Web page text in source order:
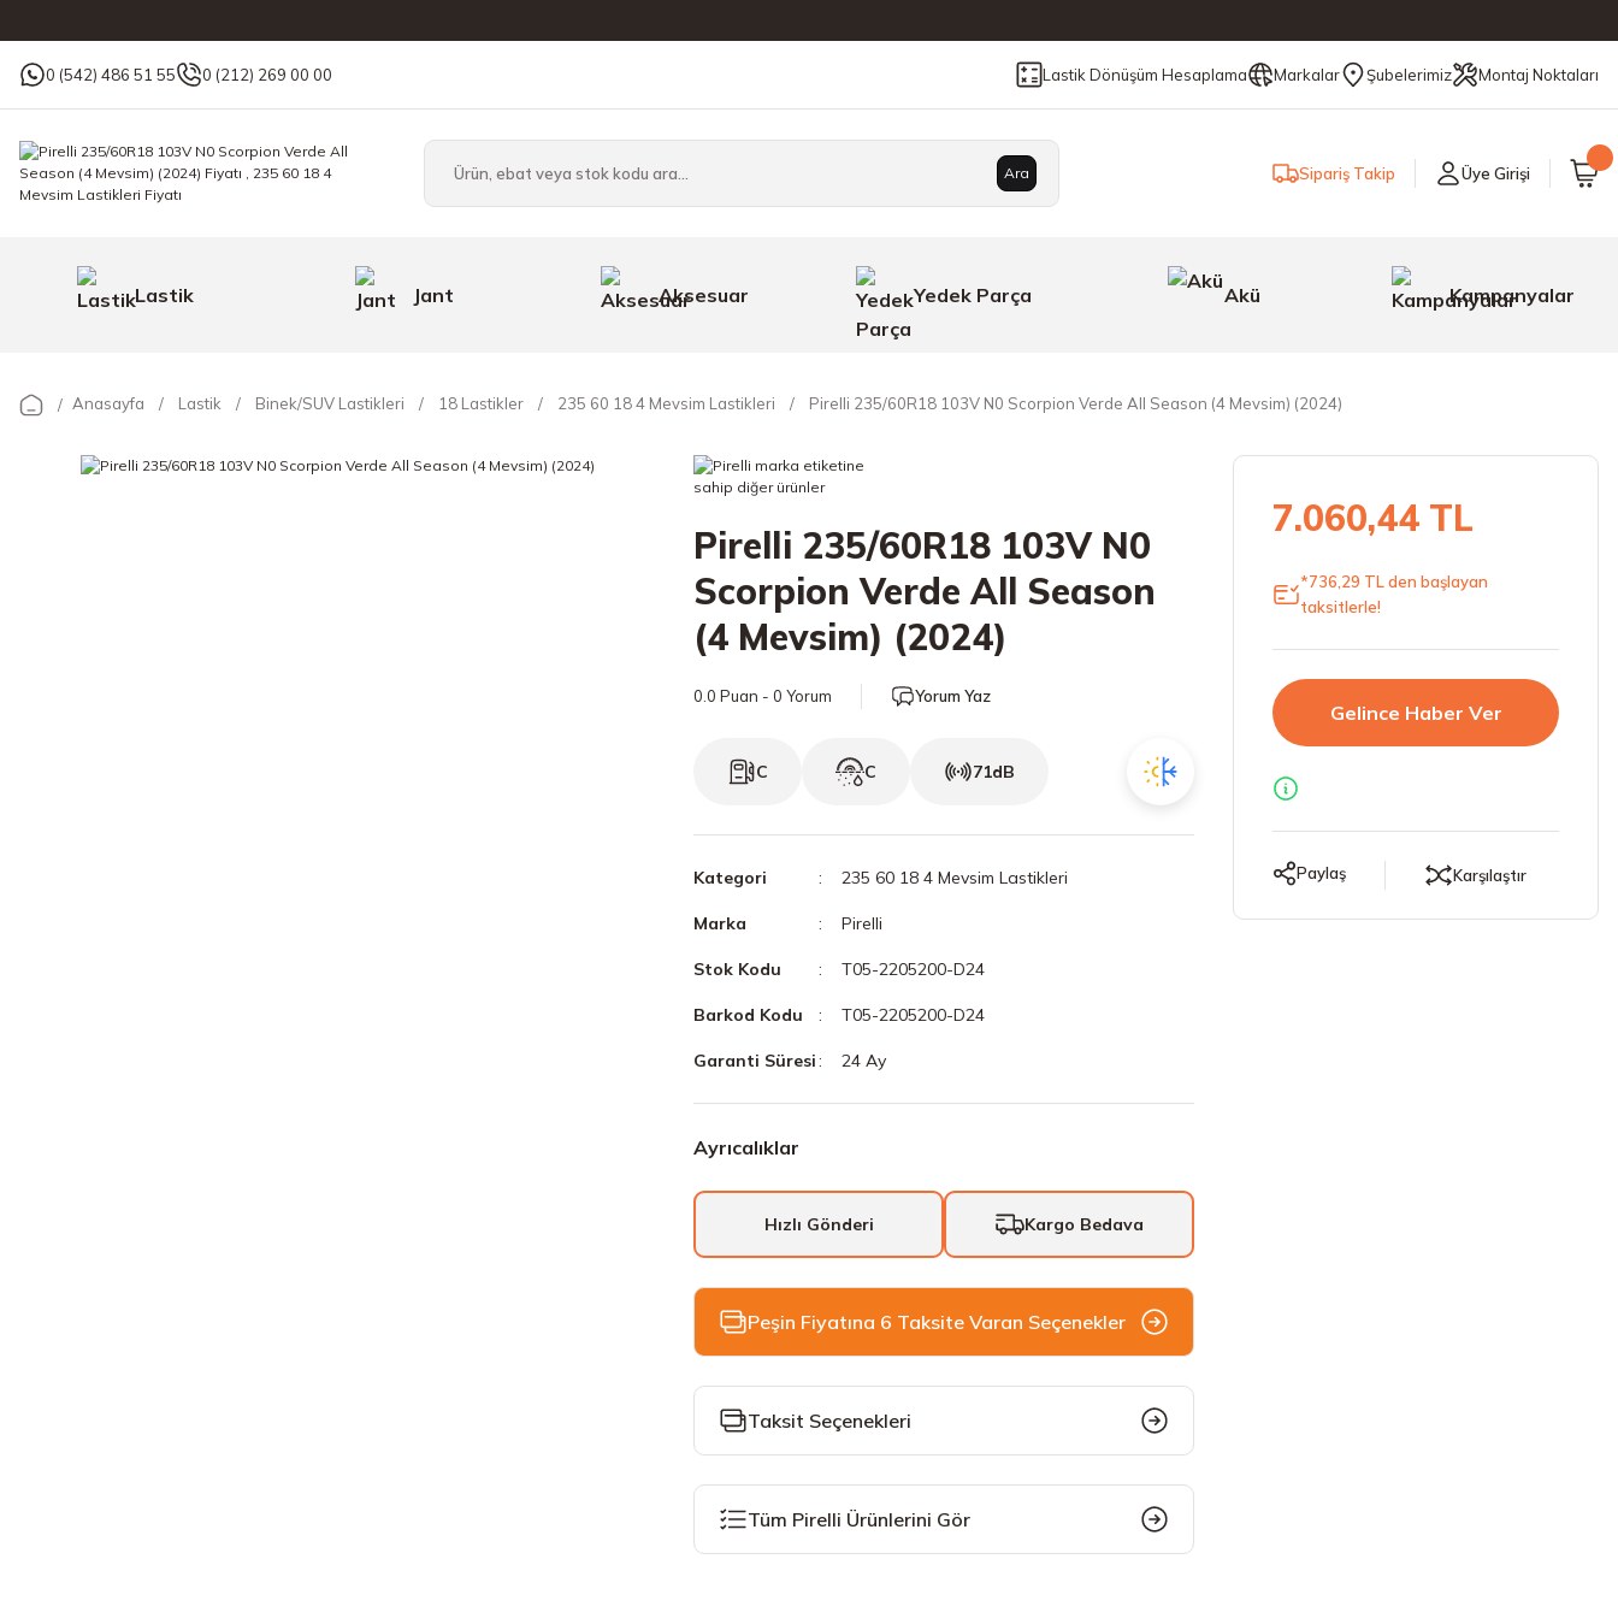
0 (542) 486 51 55 0 (212) 269 00 00 Lastik Dönüşüm Hesaplama Markalar Şubelerimiz Montaj Noktaları
Ara Sipariş Takip Üye Girişi
Lastik Jant Aksesuar Yedek Parça Akü Kampanyalar
Anasayfa Lastik Binek/SUV Lastikleri 18 Lastikler 235 60 18 4 Mevsim Lastikleri Pirelli 235/60R18 103V N0 Scorpion Verde All Season (4 Mevsim) (2024)
Pirelli 235/60R18 103V N0
Scorpion Verde All Season
(4 Mevsim) (2024)
0.0 Puan - 0 Yorum Yorum Yaz
C C 71dB
Kategori 235 60 18 4 Mevsim Lastikleri
Marka Pirelli
Stok Kodu T05-2205200-D24
Barkod Kodu T05-2205200-D24
Garanti Süresi 24 Ay
Ayrıcalıklar
Hızlı Gönderi Kargo Bedava
Peşin Fiyatına 6 Taksite Varan Seçenekler
Taksit Seçenekleri
Tüm Pirelli Ürünlerini Gör
7.060,44 TL
*736,29 TL den başlayan
taksitlerle!
Gelince Haber Ver
Paylaş Karşılaştır